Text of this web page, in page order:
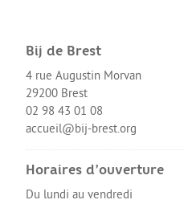
Bij de Brest
4 rue Augustin Morvan
29200 Brest
02 98 43 01 08
accueil@bij-brest.org
Horaires d’ouverture
Du lundi au vendredi